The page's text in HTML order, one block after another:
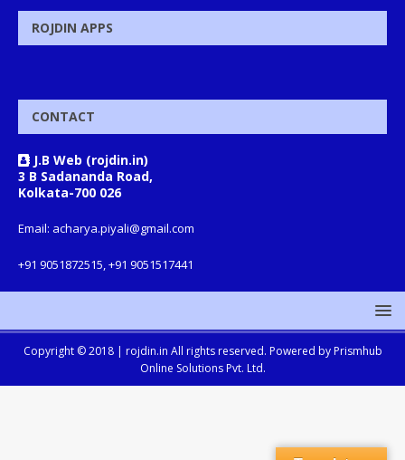
ROJDIN APPS
CONTACT
J.B Web (rojdin.in)
3 B Sadananda Road,
Kolkata-700 026
Email: acharya.piyali@gmail.com
+91 9051872515, +91 9051517441
Copyright © 2018 | rojdin.in All rights reserved. Powered by Prismhub
Online Solutions Pvt. Ltd.